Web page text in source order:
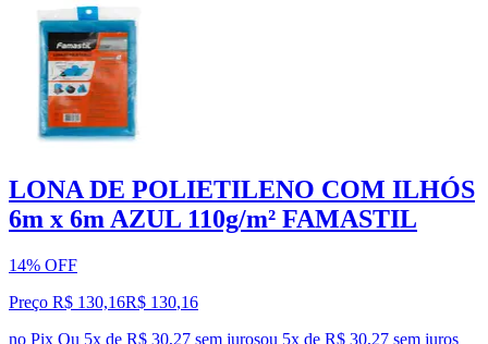
LONA DE POLIETILENO COM ILHÓS
6m x 6m AZUL 110g/m² FAMASTIL
14% OFF
Preço R$ 130,16R$ 130,16
no Pix Ou 5x de R$ 30,27 sem jurosou 5x de R$ 30,27 sem juros